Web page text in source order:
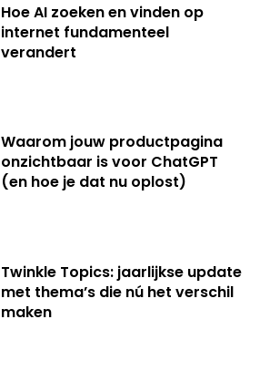
Hoe AI zoeken en vinden op
internet fundamenteel
verandert
Waarom jouw productpagina
onzichtbaar is voor ChatGPT
(en hoe je dat nu oplost)
Twinkle Topics: jaarlijkse update
met thema’s die nú het verschil
maken